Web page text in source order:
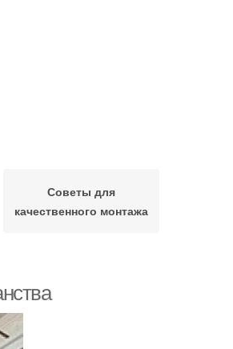
Советы для
качественного монтажа